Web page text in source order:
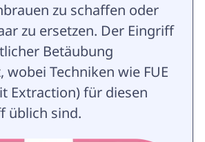
zu schaffen oder
zu ersetzen. Der Eingriff
Betäubung
Techniken wie FUE
Extraction) für diesen
üblich sind.